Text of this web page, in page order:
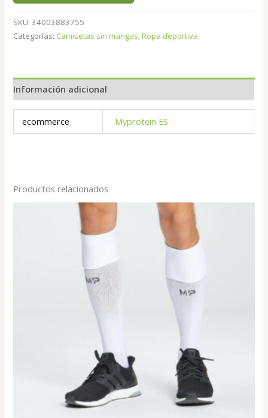
SKU:34003883755
Categorías: Camisetas sin mangas,Ropa deportiva
Información adicional
ecommerce Myprotein ES
Productos relacionados